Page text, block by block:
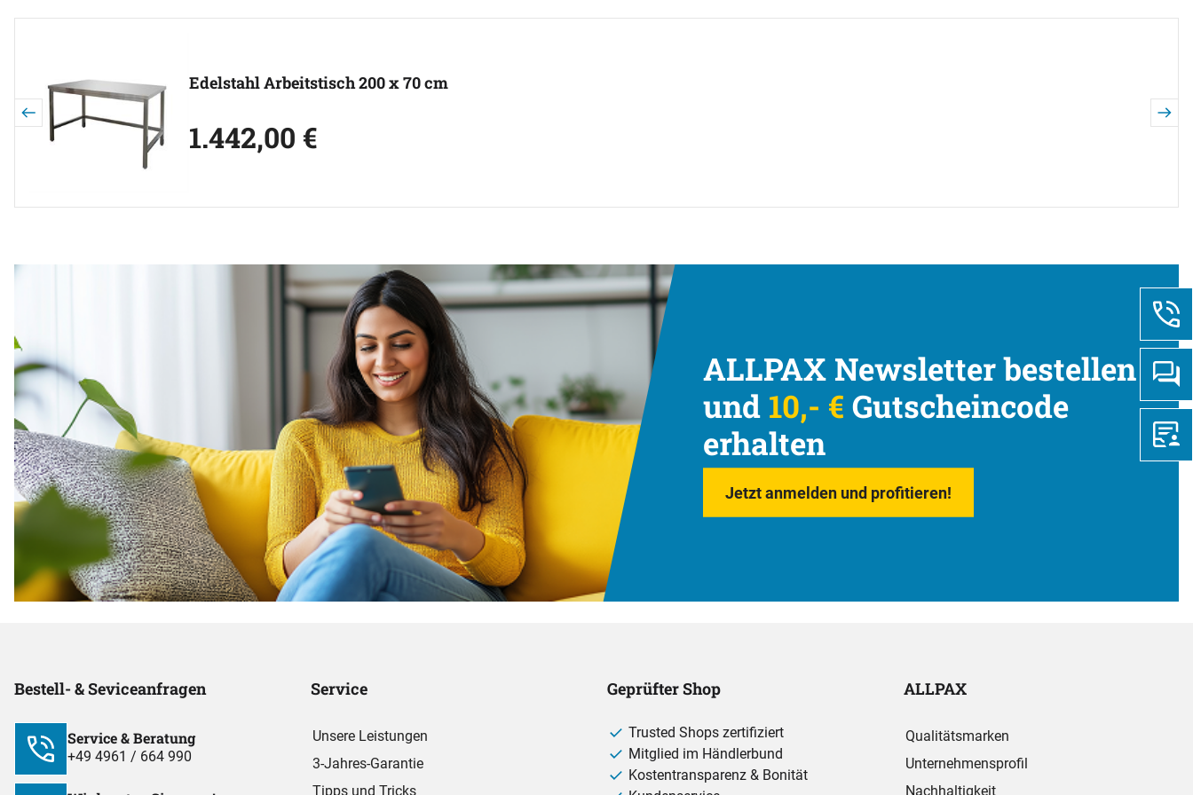
Edelstahl Arbeitstisch 200 x 70 cm
1.442,00 €
ALLPAX Newsletter bestellen
und 10,- € Gutscheincode
erhalten
Jetzt anmelden und profitieren!
Bestell- & Seviceanfragen
Service & Beratung
+49 4961 / 664 990
Service
Unsere Leistungen
3-Jahres-Garantie
Tipps und Tricks
Geprüfter Shop
Trusted Shops zertifiziert
Mitglied im Händlerbund
Kostentransparenz & Bonität
ALLPAX
Qualitätsmarken
Unternehmensprofil
Nachhaltigkeit